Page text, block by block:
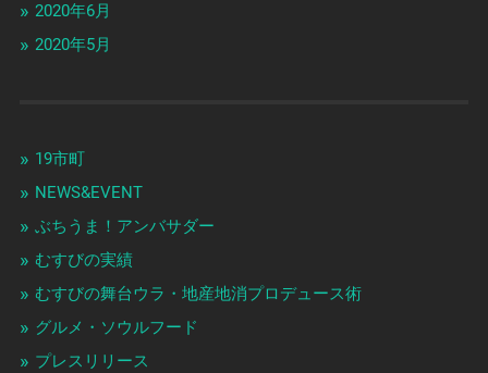
2020年6月
2020年5月
19市町
NEWS&EVENT
ぶちうま！アンバサダー
むすびの実績
むすびの舞台ウラ・地産地消プロデュース術
グルメ・ソウルフード
プレスリリース